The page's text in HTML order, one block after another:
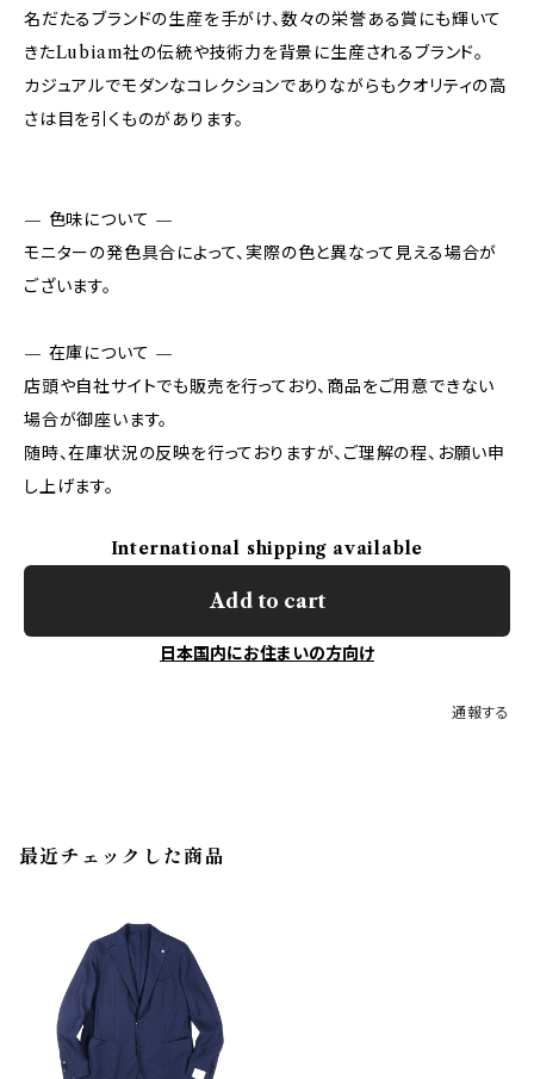
名だたるブランドの生産を手がけ、数々の栄誉ある賞にも輝いて
きたLubiam社の伝統や技術力を背景に生産されるブランド。
カジュアルでモダンなコレクションでありながらもクオリティの高
さは目を引くものがあります。
— 色味について —
モニターの発色具合によって、実際の色と異なって見える場合が
ございます。
— 在庫について —
店頭や自社サイトでも販売を行っており、商品をご用意できない
場合が御座います。
随時、在庫状況の反映を行っておりますが、ご理解の程、お願い申
し上げます。
International shipping available
Add to cart
日本国内にお住まいの方向け
通報する
最近チェックした商品